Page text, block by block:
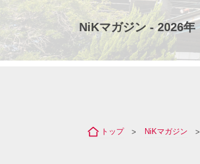
NiKマガジン - 2026年
トップ > NiKマガジン >